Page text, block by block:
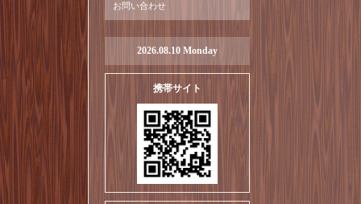
お問い合わせ
2026.08.10 Monday
携帯サイト